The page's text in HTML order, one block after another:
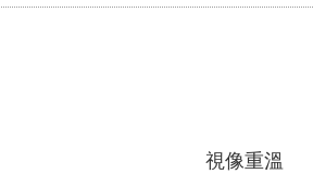
視像重溫